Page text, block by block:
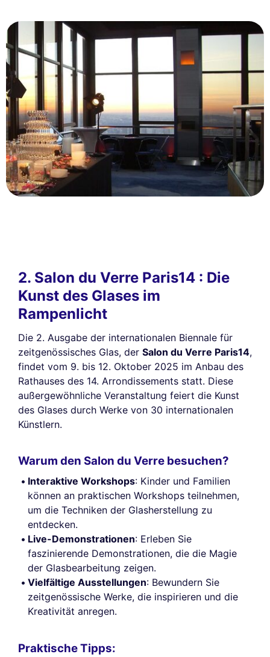
2. Salon du Verre Paris14 : Die
Kunst des Glases im
Rampenlicht
Die 2. Ausgabe der internationalen Biennale für
zeitgenössisches Glas, der Salon du Verre Paris14,
findet vom 9. bis 12. Oktober 2025 im Anbau des
Rathauses des 14. Arrondissements statt. Diese
außergewöhnliche Veranstaltung feiert die Kunst
des Glases durch Werke von 30 internationalen
Künstlern.
Warum den Salon du Verre besuchen?
Interaktive Workshops: Kinder und Familien
können an praktischen Workshops teilnehmen,
um die Techniken der Glasherstellung zu
entdecken.
Live-Demonstrationen: Erleben Sie
faszinierende Demonstrationen, die die Magie
der Glasbearbeitung zeigen.
Vielfältige Ausstellungen: Bewundern Sie
zeitgenössische Werke, die inspirieren und die
Kreativität anregen.
Praktische Tipps: